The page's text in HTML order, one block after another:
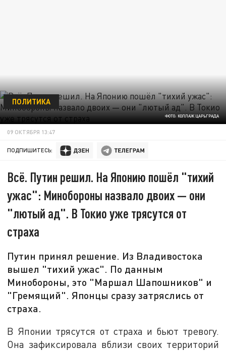
ФОТО: КОЛЛАЖ ЦАРЬГРАДА
ПОЛИТИКА
09 ОКТЯБРЯ 13:47
ПОДПИШИТЕСЬ:
Всё. Путин решил. На Японию пошёл "тихий
ужас": Минобороны назвало двоих — они
"лютый ад". В Токио уже трясутся от
страха
Путин принял решение. Из Владивостока
вышел "тихий ужас". По данным
Минобороны, это "Маршал Шапошников" и
"Гремящий". Японцы сразу затряслись от
страха.
В Японии трясутся от страха и бьют тревогу.
Она зафиксировала вблизи своих территорий